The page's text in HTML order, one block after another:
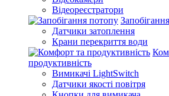
Відеореєстратори
Датчики затоплення
Крани перекриття води
продуктивність
Вимикачі LightSwitch
Датчики якості повітря